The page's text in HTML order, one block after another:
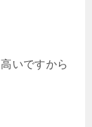
いですから